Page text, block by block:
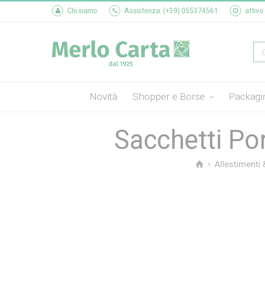
Chi siamo Assistenza: (+39) 055374561 attivo
Novità Shopper e Borse
Sacchetti
Allestimenti